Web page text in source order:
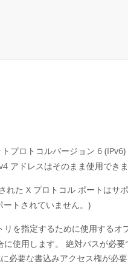
プロトコルバージョン 6
アドレスはそのまま使用できま
れた X プロトコル ポートはサ
トされていません。)
を指定するために使用するオ
使用します。 絶対パスが必要
必要な書込みアクセス権が必要